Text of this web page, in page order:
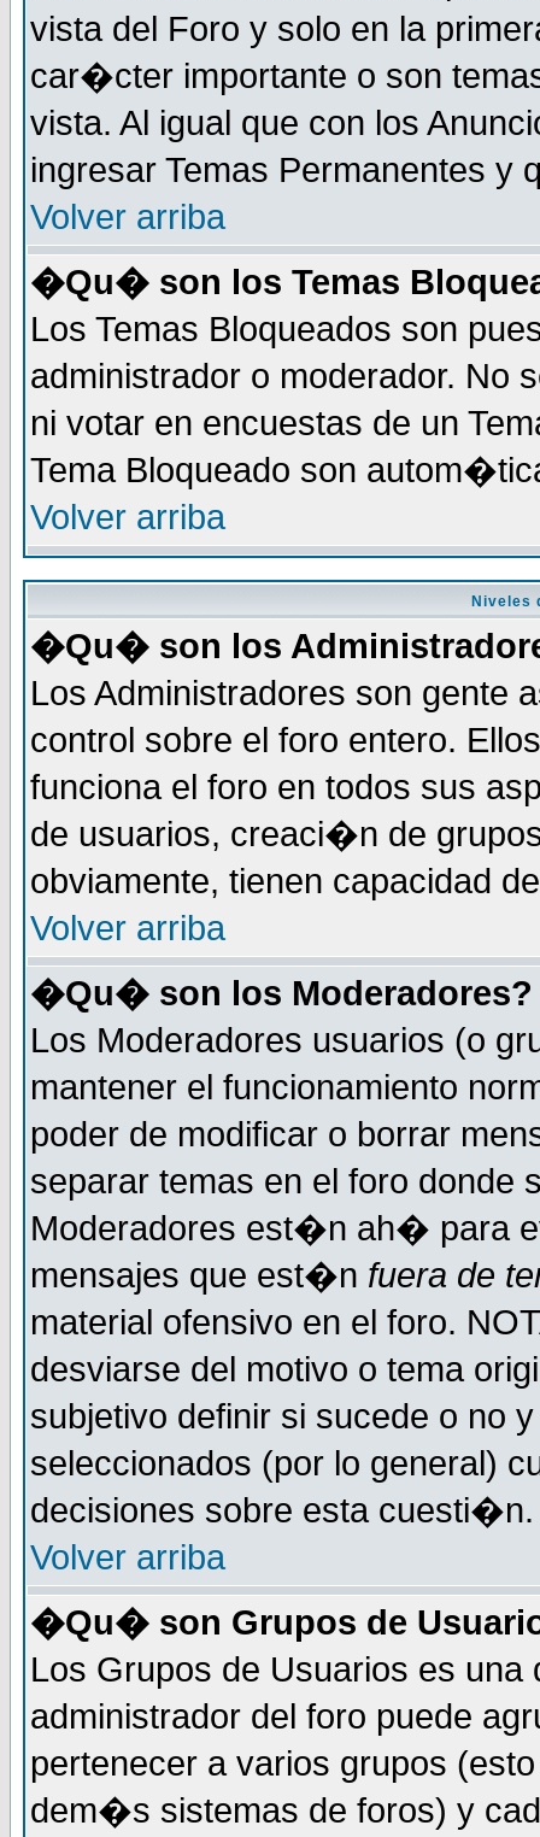
vista del Foro y solo en la
car�cter importante o son
vista. Al igual que con los
ingresar Temas Permanentes y
Volver arriba
�Qu� son los Temas
Los Temas Bloqueados son
administrador o moderador. No
ni votar en encuestas de un
Tema Bloqueado son
Volver arriba
Niveles
�Qu� son los
Los Administradores son gente
control sobre el foro entero.
funciona el foro en todos sus
de usuarios, creaci�n de
obviamente, tienen capacidad
Volver arriba
�Qu� son los Moderadores?
Los Moderadores usuarios (o
mantener el funcionamiento
poder de modificar o borrar
separar temas en el foro donde
Moderadores est�n ah� para
mensajes que est�n fuera de
material ofensivo en el foro.
desviarse del motivo o tema
subjetivo definir si sucede o no
seleccionados (por lo general)
decisiones sobre esta cuesti�n.
Volver arriba
�Qu� son Grupos de
Los Grupos de Usuarios es una
administrador del foro puede
pertenecer a varios grupos
dem�s sistemas de foros) y